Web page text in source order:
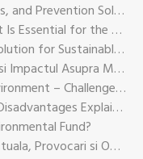
Groundwater Pollution: Causes, Effects, and Prevention Solutions
What Green Energy Means and Why It Is Essential for the Future of the Planet
Solar Panels on Buildings: The Green Solution for Sustainable Energy
Hidrocentrale: Avantaje, Dezavantaje si Impactul Asupra Mediului
The Impact of Technology on the Environment – Challenges and Sustainable Solutions
Geothermal Energy: Advantages and Disadvantages Explained in Plain Language
Fund?
Energia Eoliana in România: Situatia Actuala, Provocari si Oportunitati